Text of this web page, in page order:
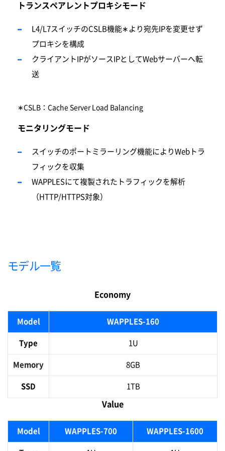
トランスペアレントプロキシモード
L4/L7スイッチのCSLB機能∗より宛先IPを 変更せず
プロキシを構成
クライアントIPがソースIPとしてWebサーバーへ転
送
∗CSLB：Cache Server Load Balancing
モニタリングモード
スイッチのポートミラーリング機能によりWebトラ
フィックを収集
WAPPLESにて複製されたトラフィックを解析
（HTTP/HTTPS対象）
モデル一覧
Economy
Model WAPPLES-160
Type 1U
Memory 8GB
SSD 1TB
Value
Model WAPPLES-700 WAPPLES-1600